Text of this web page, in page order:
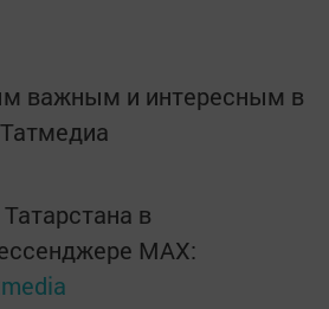
важным и интересным в
Татмедиа
в
MАХ: